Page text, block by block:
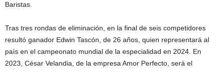
Baristas.
Tras tres rondas de eliminación, en la final de seis competidores
resultó ganador Edwin Tascón, de 26 años, quien representará al
país en el campeonato mundial de la especialidad en 2024. En
2023, César Velandia, de la empresa Amor Perfecto, será el